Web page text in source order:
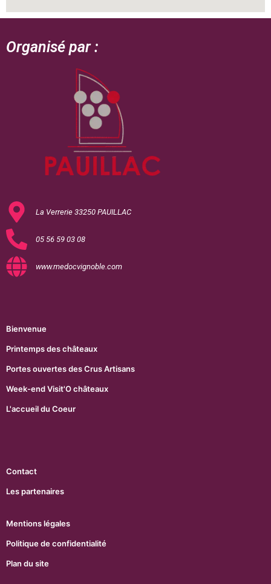
Organisé par :
La Verrerie 33250 PAUILLAC
05 56 59 03 08
www.medocvignoble.com
Bienvenue
Printemps des châteaux
Portes ouvertes des Crus Artisans
Week-end Visit'O châteaux
L'accueil du Coeur
Contact
Les partenaires
Mentions légales
Politique de confidentialité
Plan du site